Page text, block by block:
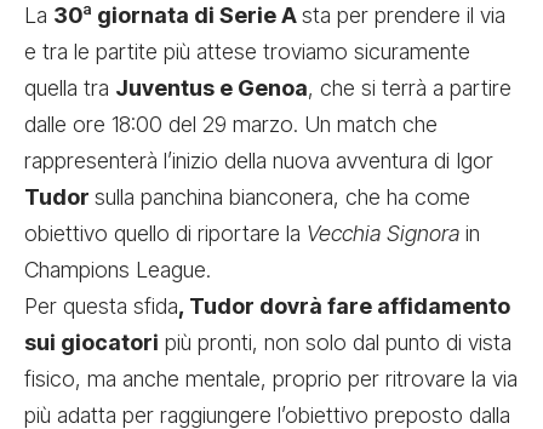
La 30ª giornata di Serie Asta per prendere il via
e tra le partite più attese troviamo sicuramente
quella tra Juventus e Genoa, che si terrà a partire
dalle ore 18:00 del 29 marzo. Un match che
rappresenterà l’inizio della nuova avventura di Igor
Tudor sulla panchina bianconera, che ha come
obiettivo quello di riportare la Vecchia Signora in
Champions League.
Per questa sfida, Tudor dovrà fare affidamento
sui giocatori più pronti, non solo dal punto di vista
fisico, ma anche mentale, proprio per ritrovare la via
più adatta per raggiungere l’obiettivo preposto dalla